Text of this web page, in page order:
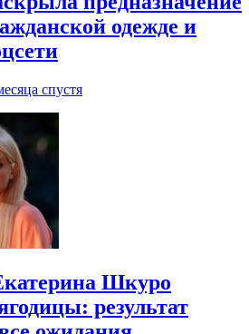
одежде и
спустя
Шкуро
результат